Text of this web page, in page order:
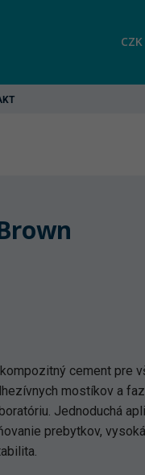
CZK
cement pre
mostíkov a
Jednoduchá
prebytkov,